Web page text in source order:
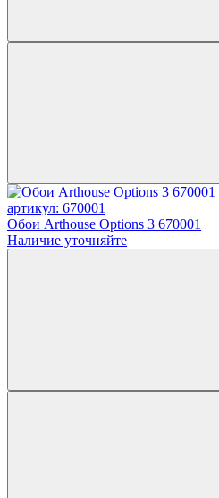
артикул: 670001
Обои Arthouse Options 3 670001
Наличие уточняйте